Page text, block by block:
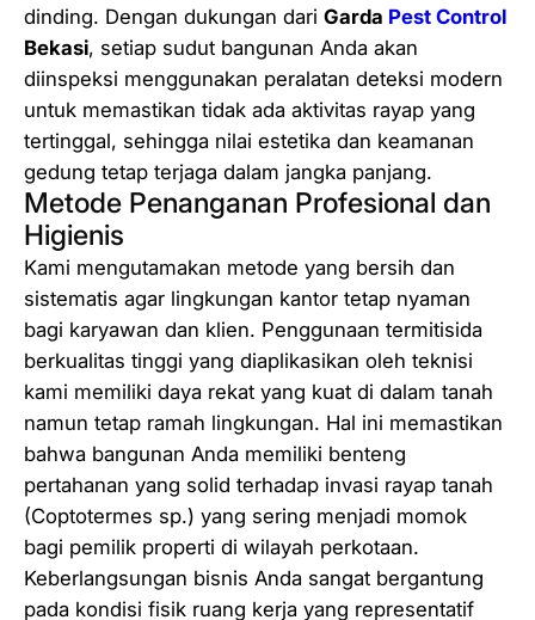
k
o
–
P
e
r
l
i
n
d
u
n
g
a
n
S
t
r
u
k
dinding. Dengan dukungan dari Garda Pest Control
Bekasi, setiap sudut bangunan Anda akan
diinspeksi menggunakan peralatan deteksi modern
untuk memastikan tidak ada aktivitas rayap yang
tertinggal, sehingga nilai estetika dan keamanan
gedung tetap terjaga dalam jangka panjang.
Metode Penanganan Profesional dan
Higienis
Kami mengutamakan metode yang bersih dan
sistematis agar lingkungan kantor tetap nyaman
bagi karyawan dan klien. Penggunaan termitisida
berkualitas tinggi yang diaplikasikan oleh teknisi
kami memiliki daya rekat yang kuat di dalam tanah
namun tetap ramah lingkungan. Hal ini memastikan
bahwa bangunan Anda memiliki benteng
pertahanan yang solid terhadap invasi rayap tanah
(Coptotermes sp.) yang sering menjadi momok
bagi pemilik properti di wilayah perkotaan.
Keberlangsungan bisnis Anda sangat bergantung
pada kondisi fisik ruang kerja yang representatif